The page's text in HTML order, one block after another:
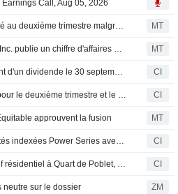
Call, Aug 05, 2026
Corebridge Financial : baisse du bénéfice ajusté au deuxième trimestre malgré une hausse du chiffre d'affaires MT
Flash résultats (CRBG) : Corebridge Financial, Inc. publie un chiffre d'affaires de 4,30 milliards de dollars au deuxième trimestre, contre une estimation FactSet de 4,61 milliards de dollars MT
Corebridge Financial, Inc. annonce le versement d'un dividende le 30 septembre 2026 CI
Corebridge Financial, Inc. publie ses résultats pour le deuxième trimestre et le premier semestre clos le 30 juin 2026 CI
approuvent la fusion MT
Corebridge Financial enrichit sa gamme d'anuités indexées Power Series avec l'option Protected Growth Benefit et des solutions d'allocation prédéfinies CI
CBRE Investment Management acquiert un actif résidentiel à Quart de Poblet, Valence, auprès de Corebridge Financial, Inc. (NYSE:CRBG). CI
neutre sur le dossier ZM